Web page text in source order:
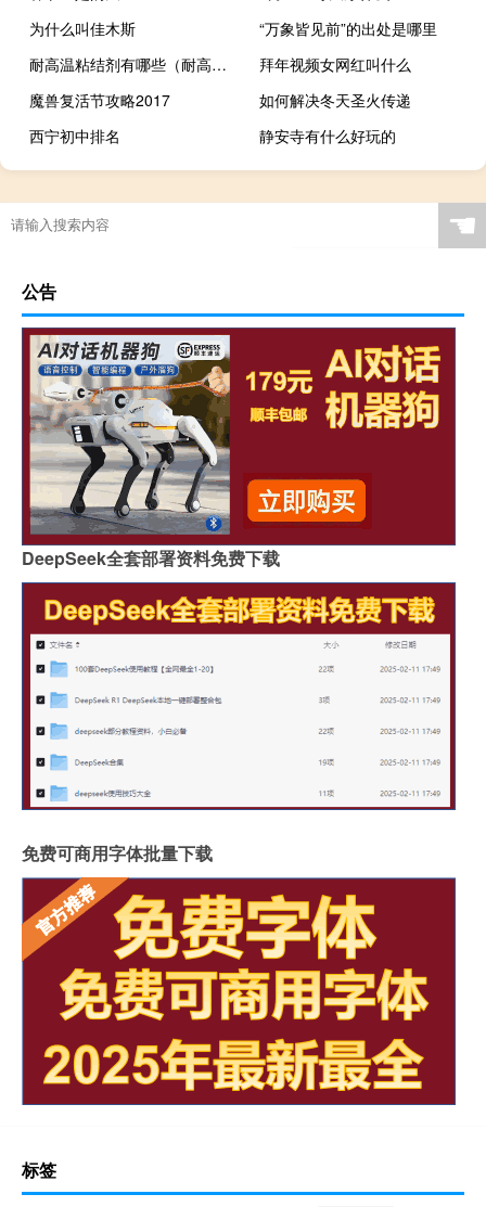
为什么叫佳木斯
“万象皆见前”的出处是哪里
耐高温粘结剂有哪些（耐高温粘结剂）
拜年视频女网红叫什么
魔兽复活节攻略2017
如何解决冬天圣火传递
西宁初中排名
静安寺有什么好玩的
☚
公告
DeepSeek全套部署资料免费下载
免费可商用字体批量下载
标签